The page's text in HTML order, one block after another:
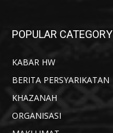
POPULAR CATEGORY
KABAR HW
BERITA PERSYARIKATAN
KHAZANAH
ORGANISASI